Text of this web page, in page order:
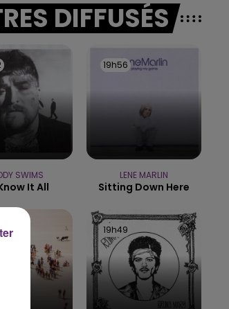
14h00 - 15h00
RADIO POP
DIFFUSÉS
SWIMS
It All
19h56
19h56
LENE MARLIN
Sitting Down Here
19h49
19h49